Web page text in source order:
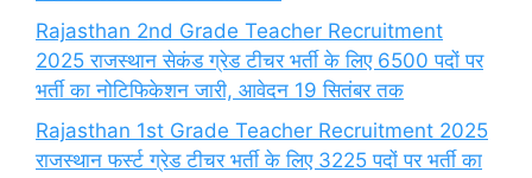
Rajasthan 2nd Grade Teacher Recruitment
2025 राजस्थान सेकंड ग्रेड टीचर भर्ती के लिए 6500 पदों पर
भर्ती का नोटिफिकेशन जारी, आवेदन 19 सितंबर तक
Rajasthan 1st Grade Teacher Recruitment 2025
राजस्थान फर्स्ट ग्रेड टीचर भर्ती के लिए 3225 पदों पर भर्ती का